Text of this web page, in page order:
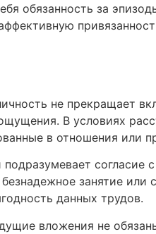
обязанность за
не прекращает
В условиях
в отношения или
согласие
занятие или
данных трудов.
вложения не